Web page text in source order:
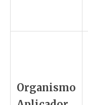
Organismo